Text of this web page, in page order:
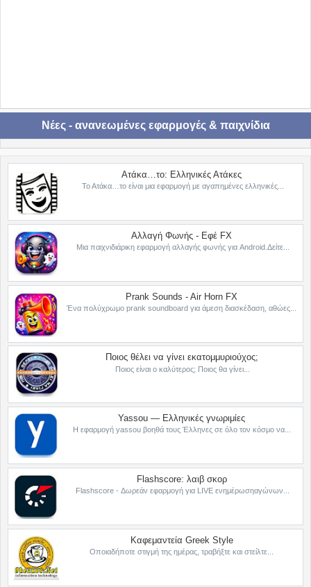
Νέες - ανανεωμένες εφαρμογές & παιχνίδια
Ατάκα…το: Ελληνικές Ατάκες
Το Ατάκα…το είναι μια εφαρμογή με αγαπημένες ελληνικές...
Αλλαγή Φωνής - Εφέ FX
Μια παιχνιδιάρικη εφαρμογή αλλαγής φωνής για Android.Δείτε...
Prank Sounds - Air Horn FX
Ένα πολύχρωμο prank soundboard για άμεση διασκέδαση, αθώες...
Ποιος θέλει να γίνει εκατομμυριούχος;
Ποιος είναι ο καλύτερος; Ποιος θα γίνει...
Yassou — Ελληνικές γνωριμίες
Η εφαρμογή yassou βοηθά τους Έλληνες σε όλο τον κόσμο να...
Flashscore: λαιβ σκορ
Flashscore - Δωρεάν εφαρμογή για LIVE ενημέρωσηαγώνων...
Καφεμαντεία Greek Style
Οποιαδήποτε στιγμή της ημέρας, τραβήξτε και στείλτε...